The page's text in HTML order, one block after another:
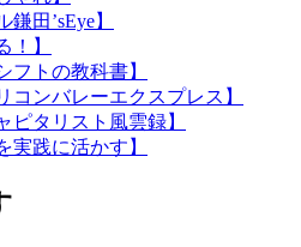
田’sEye】
！】
フトの教科書】
コンバレーエクスプレス】
ピタリスト風雲録】
実践に活かす】